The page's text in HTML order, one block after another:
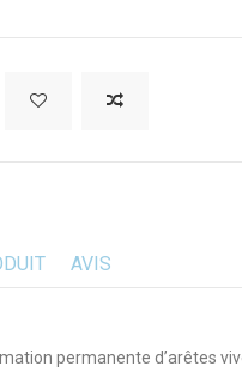
AVIS
permanente d’arêtes